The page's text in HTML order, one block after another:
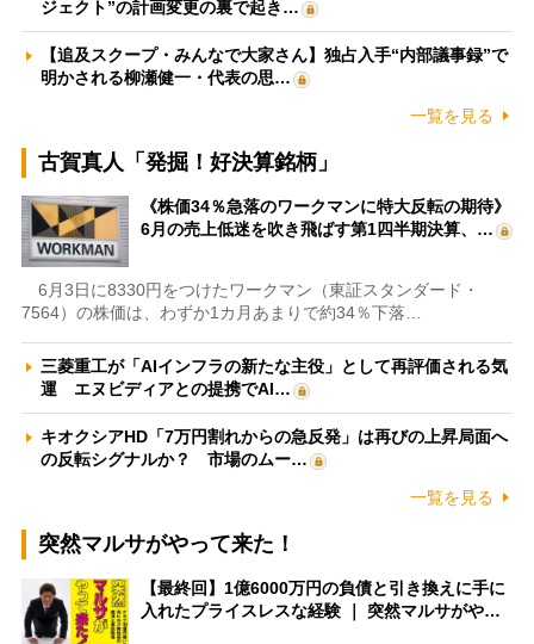
ジェクト”の計画変更の裏で起き…
【追及スクープ・みんなで大家さん】独占入手“内部議事録”で
明かされる柳瀬健一・代表の思…
一覧を見る
古賀真人「発掘！好決算銘柄」
《株価34％急落のワークマンに特大反転の期待》
6月の売上低迷を吹き飛ばす第1四半期決算、…
6月3日に8330円をつけたワークマン（東証スタンダード・
7564）の株価は、わずか1カ月あまりで約34％下落…
三菱重工が「AIインフラの新たな主役」として再評価される気
運 エヌビディアとの提携でAI…
キオクシアHD「7万円割れからの急反発」は再びの上昇局面へ
の反転シグナルか？ 市場のムー…
一覧を見る
突然マルサがやって来た！
【最終回】1億6000万円の負債と引き換えに手に
入れたプライスレスな経験 ｜ 突然マルサがや…